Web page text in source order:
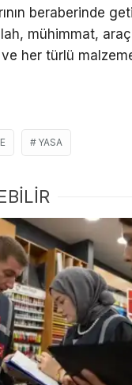
beraberinde
mühimmat,
her türlü
YASA